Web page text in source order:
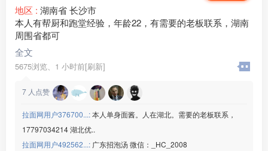
地区 : 湖南省 长沙市
本人有帮厨和跑堂经验，年龄22，有需要的老板联系，湖南
周围省都可
全文
5675浏览、 1 小时前[刷新]
7 人点赞
拉面网用户376700...:本人单身面酱。人在湖北。需要的老板联系，
17797034214 湖北优..
拉面网用户492562...: 广东招泡汤 微信：_HC_2008